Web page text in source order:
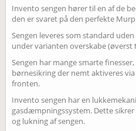
Invento sengen hører til en af de
den er svaret på den perfekte
Sengen leveres som standard
under varianten overskabe (øverst
Sengen har mange smarte
børnesikring der nemt aktiveres
fronten.
Invento sengen har en
gasdæmpningssystem. Dette
og lukning af sengen.